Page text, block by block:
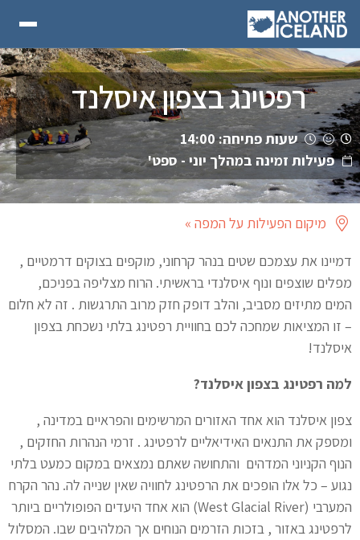
רפטינג בצפון איסלנד
שעות פתיחה: 14:00
פעילות זמינה במהלך יוני - ספט'
מיקום הפעילות על המפה »
דמיינו את עצמכם שטים בנהר קרחוני, מוקפים בצוקים דרמטיים ,
מפלים שוצפים ונוף איסלנדי בראשיתי. הרוח מצליפה בפניכם,
המים מתיזים מסביב, והלב דופק חזק מרוב התרגשות . זה לא חלום
– זו המציאות שמחכה לכם בחוויית רפטינג בלתי נשכחת בצפון
איסלנד!
למה רפטינג בצפון איסלנד?
צפון איסלנד הוא אחד האזורים המרשימים והפראיים במדינה ‍,
ומספק את התנאים האידיאליים לרפטינג . זרמי הנהרות החזקים ,
הנוף הקניוני המדהים ️ והתחושה שאתם נמצאים במקום כמעט בלתי
נגוע – כל אלו הופכים את הרפטינג לחוויה שאין שנייה לה. נהר הקרח
המערבי (West Glacial River) הוא אחד היעדים הפופולריים ביותר
לרפטינג באזור , בזכות הזרמים הנוחים אך המלהיבים שבו. המסלול